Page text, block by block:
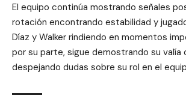
El equipo continúa mostrando señales
rotación encontrando estabilidad y
Díaz y Walker rindiendo en momentos
por su parte, sigue demostrando su valía
despejando dudas sobre su rol en el